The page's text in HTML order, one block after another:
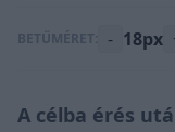
BETŰMÉRET: - 18px
A célba érés